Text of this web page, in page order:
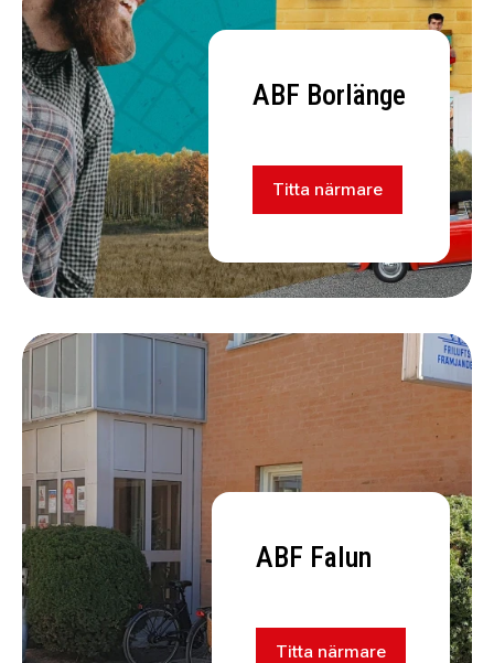
ABF Borlänge
Titta närmare
ABF Falun
Titta närmare